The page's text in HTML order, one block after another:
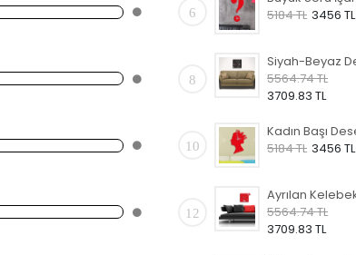
6
5184 TL 3456 TL
8
5564.74 TL
3709.83 TL
10
5184 TL 3456 TL
12
5564.74 TL
3709.83 TL